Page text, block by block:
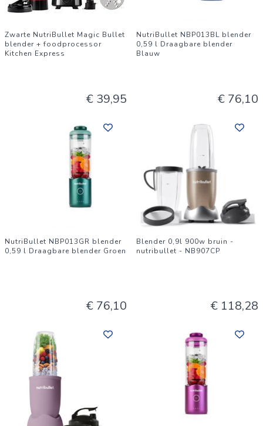
Zwarte NutriBullet Magic Bullet
blender + foodprocessor
Kitchen Express
€ 39,95
NutriBullet NBP013BL blender
0,59 l Draagbare blender
Blauw
€ 76,10
NutriBullet NBP013GR blender
0,59 l Draagbare blender Groen
€ 76,10
Blender 0,9l 900w bruin -
nutribullet - NB907CP
€ 118,28